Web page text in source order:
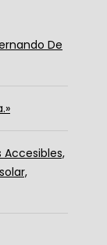
De
Accesibles,